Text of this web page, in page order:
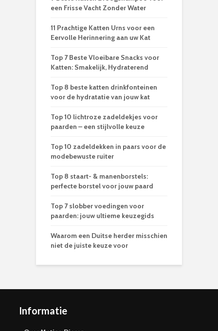
een Frisse Vacht Zonder Water
11 Prachtige Katten Urns voor een
Eervolle Herinnering aan uw Kat
Top 7 Beste Vloeibare Snacks voor
Katten: Smakelijk, Hydraterend
Top 8 beste katten drinkfonteinen
voor de hydratatie van jouw kat
Top 10 lichtroze zadeldekjes voor
paarden – een stijlvolle keuze
Top 10 zadeldekken in paars voor de
modebewuste ruiter
Top 8 staart- & manenborstels:
perfecte borstel voor jouw paard
Top 7 slobber voedingen voor
paarden: jouw ultieme keuzegids
Waarom een Duitse herder misschien
niet de juiste keuze voor
Informatie